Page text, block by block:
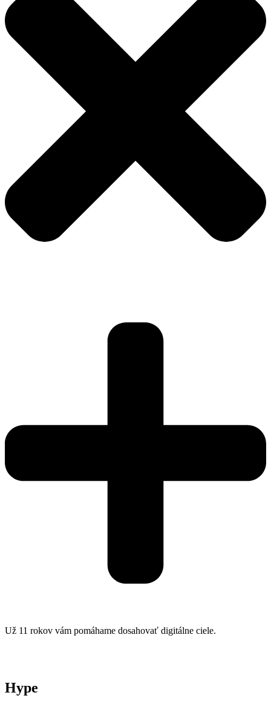
Už 11 rokov vám pomáhame dosahovať digitálne ciele.
Hype